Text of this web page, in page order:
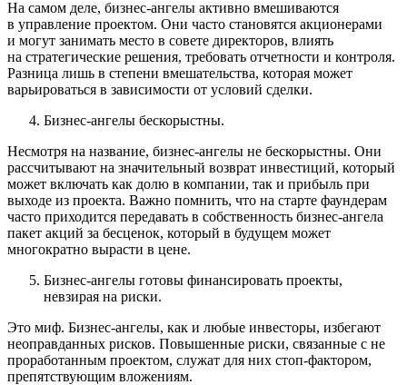
На самом деле, бизнес-ангелы активно вмешиваются
в управление проектом. Они часто становятся акционерами
и могут занимать место в совете директоров, влиять
на стратегические решения, требовать отчетности и контроля.
Разница лишь в степени вмешательства, которая может
варьироваться в зависимости от условий сделки.
Бизнес-ангелы бескорыстны.
Несмотря на название, бизнес-ангелы не бескорыстны. Они
рассчитывают на значительный возврат инвестиций, который
может включать как долю в компании, так и прибыль при
выходе из проекта. Важно помнить, что на старте фаундерам
часто приходится передавать в собственность бизнес-ангела
пакет акций за бесценок, который в будущем может
многократно вырасти в цене.
Бизнес-ангелы готовы финансировать проекты,
невзирая на риски.
Это миф. Бизнес-ангелы, как и любые инвесторы, избегают
неоправданных рисков. Повышенные риски, связанные с не
проработанным проектом, служат для них стоп-фактором,
препятствующим вложениям.